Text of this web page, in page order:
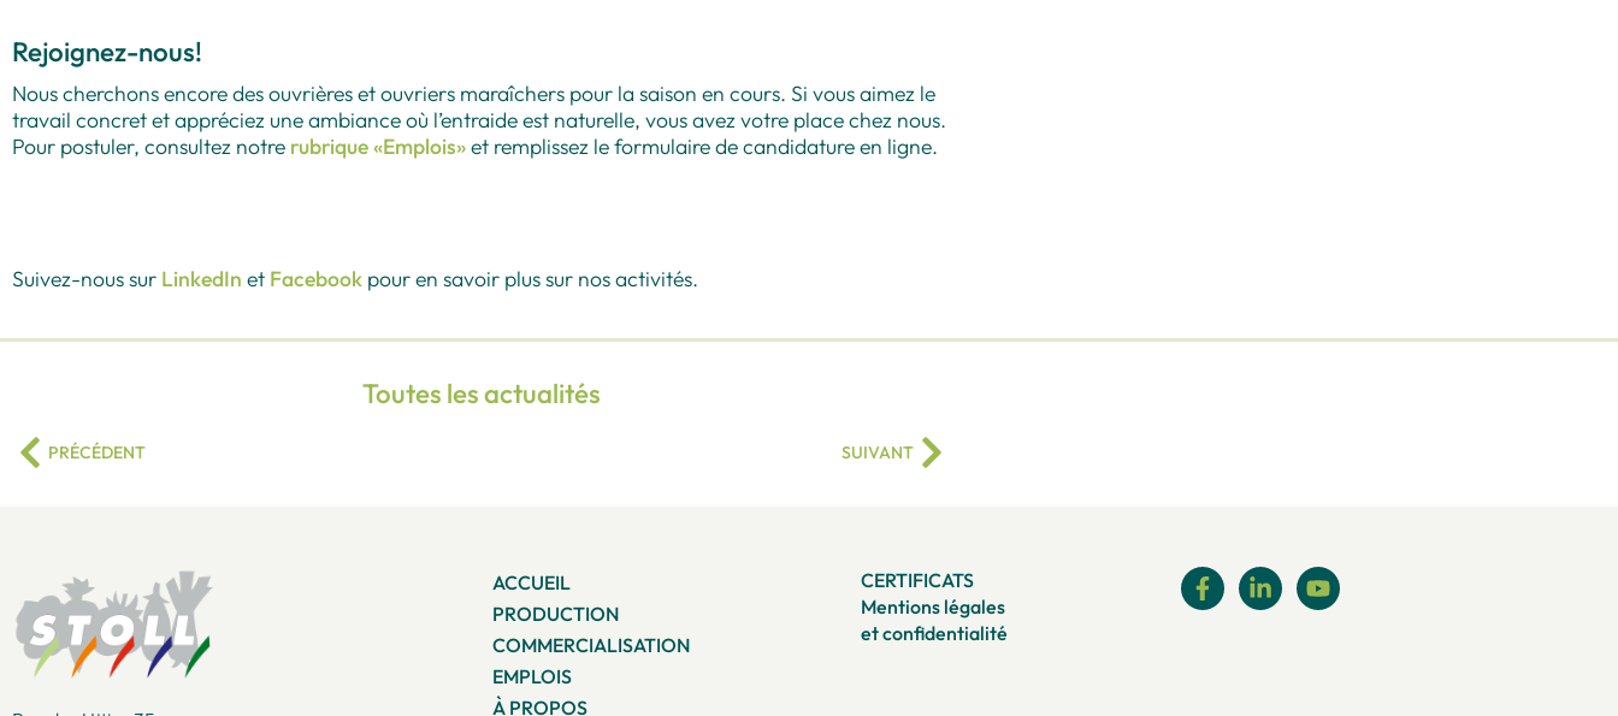
Rejoignez-nous!
Nous cherchons encore des ouvrières et ouvriers maraîchers pour la saison en cours. Si vous aimez le
travail concret et appréciez une ambiance où l’entraide est naturelle, vous avez votre place chez nous.
Pour postuler, consultez notre rubrique «Emplois»et remplissez le formulaire de candidature en ligne.
Suivez-nous sur LinkedIn et Facebook pour en savoir plus sur nos activités.
Toutes les actualités
PRÉCÉDENT SUIVANT
ACCUEIL
PRODUCTION
COMMERCIALISATION
EMPLOIS
À PROPOS
CERTIFICATS
Mentions légales
et confidentialité